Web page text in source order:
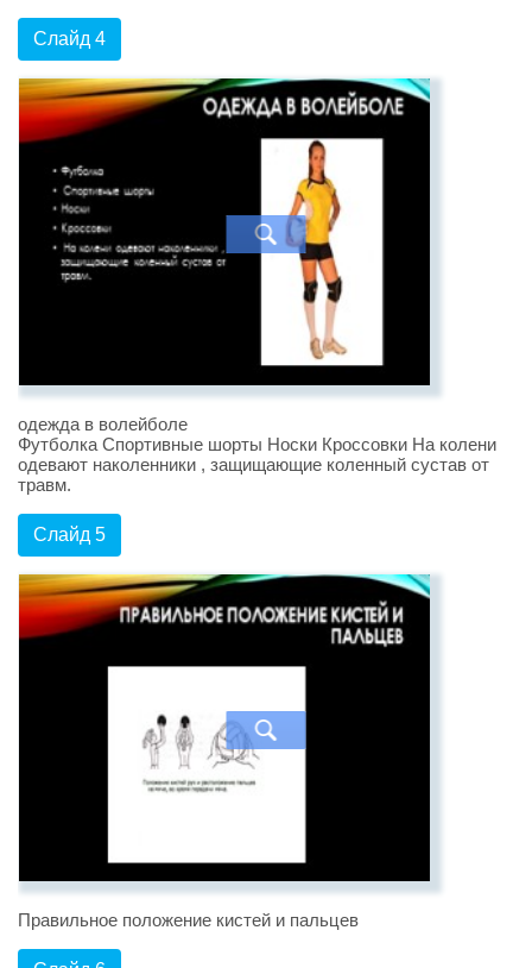
Слайд 4
одежда в волейболе
Футболка Спортивные шорты Носки Кроссовки На колени
одевают наколенники , защищающие коленный сустав от
травм.
Слайд 5
Правильное положение кистей и пальцев